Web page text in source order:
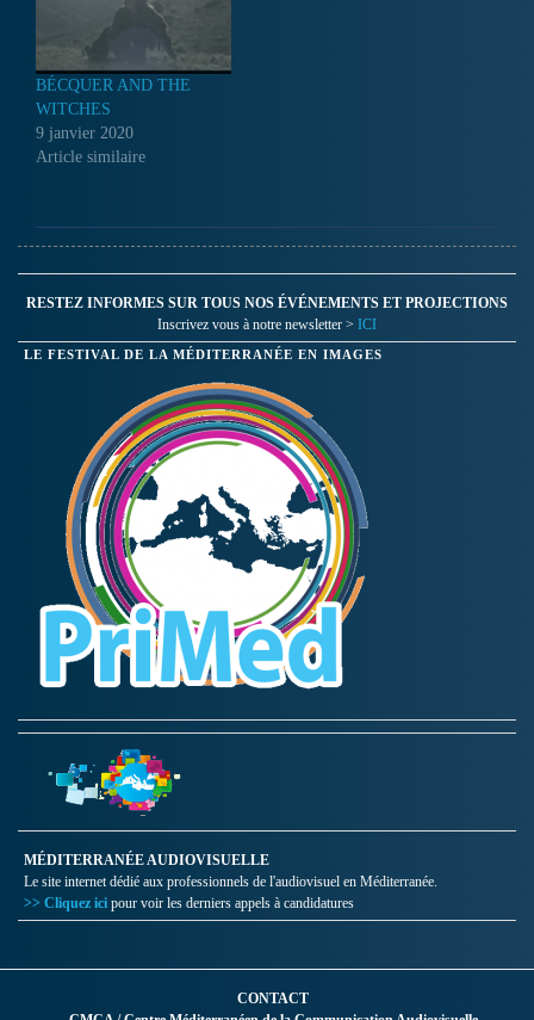
BÉCQUER AND THE
WITCHES
9 janvier 2020
Article similaire
RESTEZ INFORMES SUR TOUS NOS ÉVÉNEMENTS ET PROJECTIONS
Inscrivez vous à notre newsletter > ICI
LE FESTIVAL DE LA MÉDITERRANÉE EN IMAGES
MÉDITERRANÉE AUDIOVISUELLE
Le site internet dédié aux professionnels de l'audiovisuel en Méditerranée.
>> Cliquez ici pour voir les derniers appels à candidatures
CONTACT